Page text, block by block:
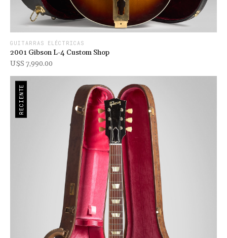
GUITARRAS ELÉCTRICAS
2001 Gibson L-4 Custom Shop
U$s 7,990.00
RECIENTE